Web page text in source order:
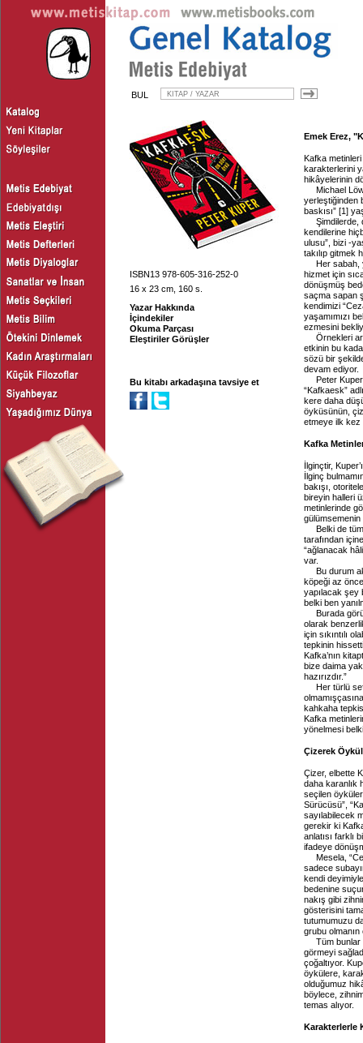
BUL
ISBN13 978-605-316-252-0
16 x 23 cm, 160 s.
Yazar Hakkında
İçindekiler
Okuma Parçası
Eleştiriler Görüşler
Bu kitabı arkadaşına tavsiye et
Emek Erez,
Kafka metinleri
karakterlerini
hikâyelerinin
Michael
yerleştiğinden
baskısı” [1]
Şimdilerde,
kendilerine
ulusu”, bizi -
takılıp gitmek
Her sabah,
hizmet için
dönüşmüş
saçma sapan
kendimizi
yaşamımızı
ezmesini
Örnekleri
etkinin bu
sözü bir
devam ediyor.
Peter
“Kafkaesk”
kere daha
öyküsünün,
etmeye ilk kez
Kafka
İlginçtir,
İlginç
bakışı,
bireyin halleri
metinlerinde
gülümsemenin
Belki de
tarafından
“ağlanacak
var.
Bu durum
köpeği az
yapılacak şey
belki ben
Burada
olarak
için sıkıntılı
tepkinin
Kafka’nın
bize daima
hazırızdır.”
Her türlü
kahkaha
Kafka
yönelmesi
Çizerek
Çizer, elbette
daha karanlık
seçilen
Sürücüsü”,
sayılabilecek
gerekir ki
anlatısı farklı
ifadeye
Mesela,
sadece
kendi
bedenine
nakış gibi
gösterisini
tutumumuzu
grubu olmanın
Tüm bunlar
görmeyi
çoğaltıyor.
öykülere,
olduğumuz
böylece,
temas alıyor.
Karakterlerle